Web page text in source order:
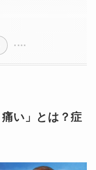
い」とは？症